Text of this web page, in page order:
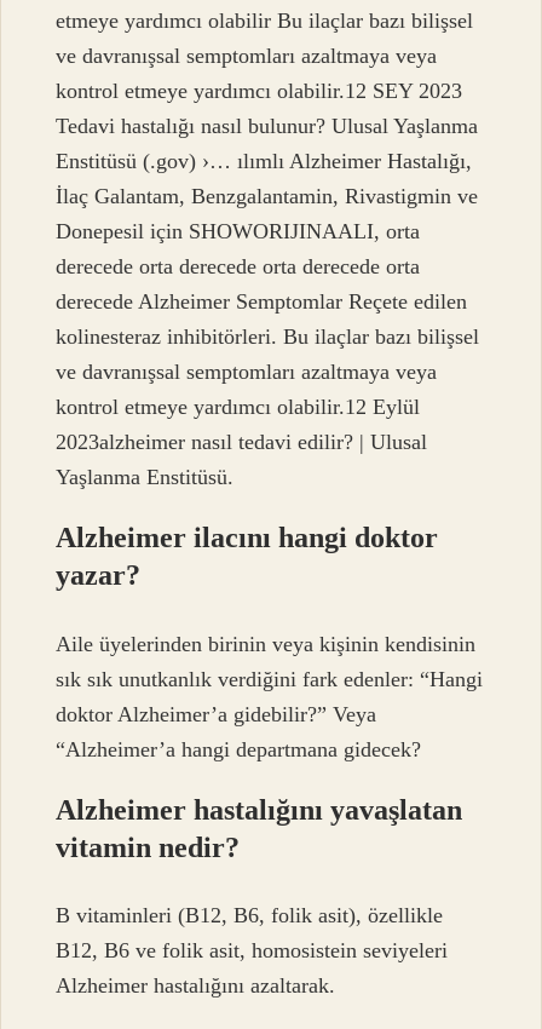
etmeye yardımcı olabilir Bu ilaçlar bazı bilişsel
ve davranışsal semptomları azaltmaya veya
kontrol etmeye yardımcı olabilir.12 SEY 2023
Tedavi hastalığı nasıl bulunur? Ulusal Yaşlanma
Enstitüsü (.gov) ›… ılımlı Alzheimer Hastalığı,
İlaç Galantam, Benzgalantamin, Rivastigmin ve
Donepesil için SHOWORIJINAALI, orta
derecede orta derecede orta derecede orta
derecede Alzheimer Semptomlar Reçete edilen
kolinesteraz inhibitörleri. Bu ilaçlar bazı bilişsel
ve davranışsal semptomları azaltmaya veya
kontrol etmeye yardımcı olabilir.12 Eylül
2023alzheimer nasıl tedavi edilir? | Ulusal
Yaşlanma Enstitüsü.
Alzheimer ilacını hangi doktor
yazar?
Aile üyelerinden birinin veya kişinin kendisinin
sık sık unutkanlık verdiğini fark edenler: “Hangi
doktor Alzheimer’a gidebilir?” Veya
“Alzheimer’a hangi departmana gidecek?
Alzheimer hastalığını yavaşlatan
vitamin nedir?
B vitaminleri (B12, B6, folik asit), özellikle
B12, B6 ve folik asit, homosistein seviyeleri
Alzheimer hastalığını azaltarak.